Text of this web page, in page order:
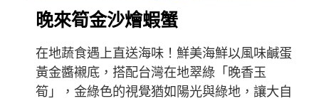
晚來筍金沙燴蝦蟹
在地蔬食遇上直送海味！鮮美海鮮以風味鹹蛋
黃金醬襯底，搭配台灣在地翠綠「晚香玉
筍」，金綠色的視覺猶如陽光與綠地，讓大自